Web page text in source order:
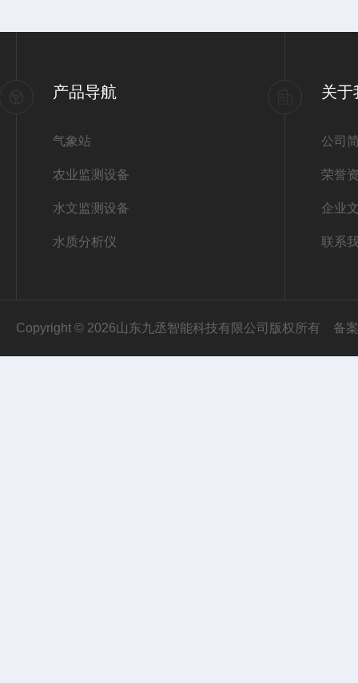
产品导航
气象站
农业监测设备
水文监测设备
水质分析仪
关于
公司
荣誉
企业
联系
Copyright © 2026山东九丞智能科技有限公司版权所有 备